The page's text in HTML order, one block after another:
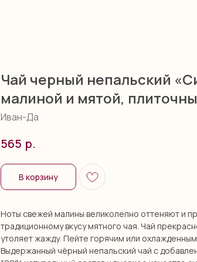
Чай черный непальский
малиной и мятой,
Иван-Да
565 р.
В корзину
Ноты свежей малины великолепно оттеняют и
традиционному вкусу мятного чая. Чай
утоляет жажду. Пейте горячим или охлажденным.
Выдержанный чёрный непальский чай с